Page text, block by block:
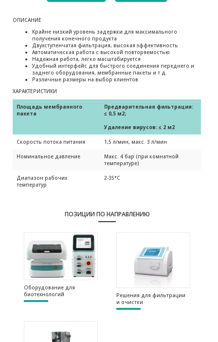
ОПИСАНИЕ
Крайне низкий уровень задержки для максимального
получения конечного продукта
Двухступенчатая фильтрация, высокая эффективность
Автоматическая работа с высокой повторяемостью.
Надежная работа, легко масштабируется
Удобный интерфейс для быстрого соединения переднего и
заднего оборудования, мембранные пакеты и т.д.
Различные размеры на выбор клиентов
ХАРАКТЕРИСТИКИ
Площадь мембранного
пакета
Предварительная фильтрация:
≤ 0,5 м2;
Удаление вирусов: ≤ 2 м2
Скорость потока питания 1,5 л/мин, макс. 3 л/мин
Номинальное давление
Макс. 4 бар (при комнатной
температуре)
Диапазон рабочих
температур
2-35°С
ПОЗИЦИИ ПО НАПРАВЛЕНИЮ
Оборудование для
биотехнологий
Решения для фильтрации
и очистки